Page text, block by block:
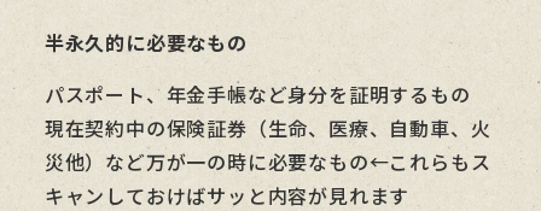
半永久的に必要なもの
パスポート、年金手帳など身分を証明するもの
現在契約中の保険証券（生命、医療、自動車、火
災他）など万が一の時に必要なもの←これらもス
キャンしておけばサッと内容が見れます